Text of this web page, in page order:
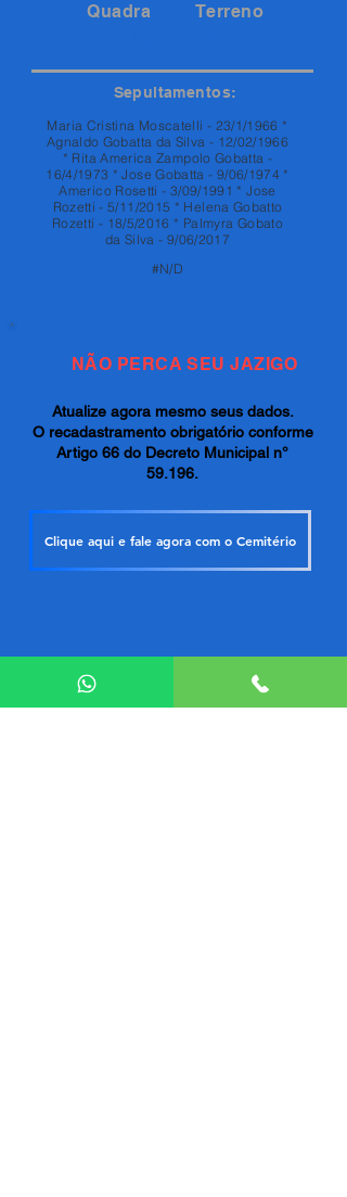
Quadra Terreno
Sepultamentos:
Maria Cristina Moscatelli - 23/1/1966 *
Agnaldo Gobatta da Silva - 12/02/1966
* Rita America Zampolo Gobatta -
16/4/1973 * Jose Gobatta - 9/06/1974 *
Americo Rosetti - 3/09/1991 * Jose
Rozetti - 5/11/2015 * Helena Gobatto
Rozetti - 18/5/2016 * Palmyra Gobato
da Silva - 9/06/2017
#N/D
NÃO PERCA SEU JAZIGO
Atualize agora mesmo seus dados.
O recadastramento obrigatório conforme
Artigo 66 do Decreto Municipal n°
59.196.
Clique aqui e fale agora com o Cemitério